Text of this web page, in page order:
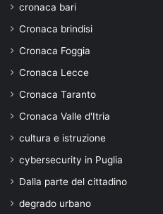
cronaca bari
Cronaca brindisi
Cronaca Foggia
Cronaca Lecce
Cronaca Taranto
Cronaca Valle d'Itria
cultura e istruzione
cybersecurity in Puglia
Dalla parte del cittadino
degrado urbano